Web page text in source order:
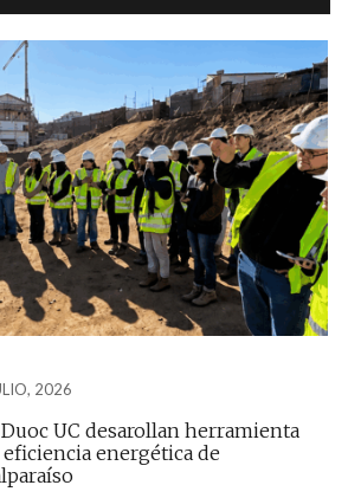
2026
UC desarollan herramienta
energética de